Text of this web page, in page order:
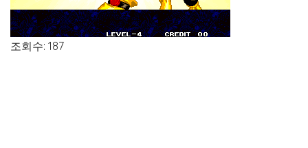
조회수: 187